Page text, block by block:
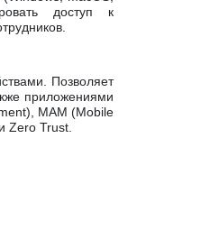
доступ к
Позволяет
приложениями
MAM (Mobile
Zero Trust.